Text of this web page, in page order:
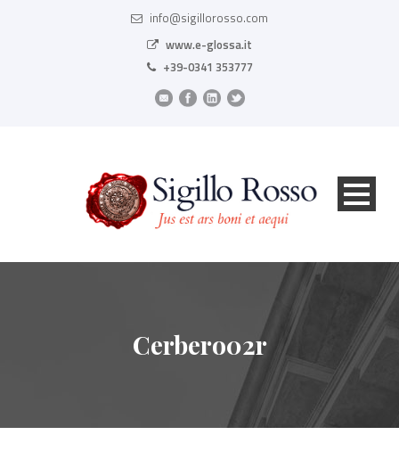
info@sigillorosso.com
www.e-glossa.it
+39-0341 353777
Cerbero02r